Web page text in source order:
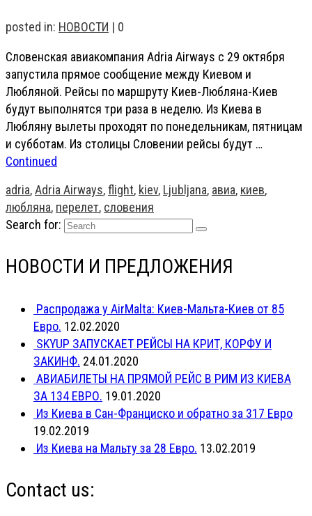
posted in: НОВОСТИ | 0
Словенская авиакомпания Adria Airways с 29 октября
запустила прямое сообщение между Киевом и
Любляной. Рейсы по маршруту Киев-Любляна-Киев
будут выполнятся три раза в неделю. Из Киева в
Любляну вылеты проходят по понедельникам, пятницам
и субботам. Из столицы Словении рейсы будут …
Continued
adria,Adria Airways,flight, kiev, Ljubljana, авиа, киев,
любляна, перелет, словения
Search for:
НОВОСТИ И ПРЕДЛОЖЕНИЯ
Распродажа у AirMalta: Киев-Мальта-Киев от 85
Евро. 12.02.2020
SKYUP ЗАПУСКАЕТ РЕЙСЫ НА КРИТ, КОРФУ И
ЗАКИНФ. 24.01.2020
АВИАБИЛЕТЫ НА ПРЯМОЙ РЕЙС В РИМ ИЗ КИЕВА
ЗА 134 ЕВРО. 19.01.2020
Из Киева в Сан-Франциско и обратно за 317 Евро
19.02.2019
Из Киева на Мальту за 28 Евро. 13.02.2019
Contact us: